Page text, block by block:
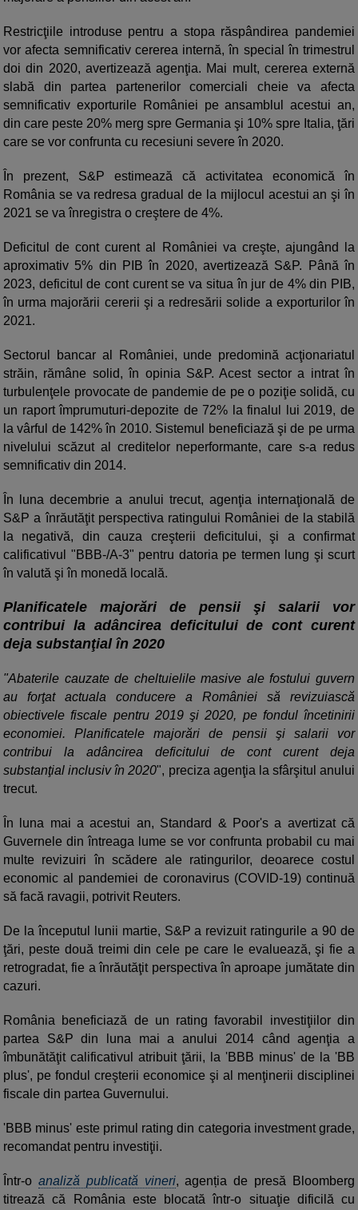
Restricţiile introduse pentru a stopa răspândirea pandemiei
vor afecta semnificativ cererea internă, în special în trimestrul
doi din 2020, avertizează agenţia. Mai mult, cererea externă
slabă din partea partenerilor comerciali cheie va afecta
semnificativ exporturile României pe ansamblul acestui an,
din care peste 20% merg spre Germania şi 10% spre Italia, ţări
care se vor confrunta cu recesiuni severe în 2020.
În prezent, S&P estimează că activitatea economică în
România se va redresa gradual de la mijlocul acestui an şi în
2021 se va înregistra o creştere de 4%.
Deficitul de cont curent al României va creşte, ajungând la
aproximativ 5% din PIB în 2020, avertizează S&P. Până în
2023, deficitul de cont curent se va situa în jur de 4% din PIB,
în urma majorării cererii şi a redresării solide a exporturilor în
2021.
Sectorul bancar al României, unde predomină acţionariatul
străin, rămâne solid, în opinia S&P. Acest sector a intrat în
turbulenţele provocate de pandemie de pe o poziţie solidă, cu
un raport împrumuturi-depozite de 72% la finalul lui 2019, de
la vârful de 142% în 2010. Sistemul beneficiază şi de pe urma
nivelului scăzut al creditelor neperformante, care s-a redus
semnificativ din 2014.
În luna decembrie a anului trecut, agenţia internaţională de
S&P a înrăutăţit perspectiva ratingului României de la stabilă
la negativă, din cauza creşterii deficitului, şi a confirmat
calificativul "BBB-/A-3" pentru datoria pe termen lung şi scurt
în valută şi în monedă locală.
Planificatele majorări de pensii şi salarii vor
contribui la adâncirea deficitului de cont curent
deja substanţial în 2020
"Abaterile cauzate de cheltuielile masive ale fostului guvern
au forţat actuala conducere a României să revizuiască
obiectivele fiscale pentru 2019 şi 2020, pe fondul încetinirii
economiei. Planificatele majorări de pensii şi salarii vor
contribui la adâncirea deficitului de cont curent deja
substanţial inclusiv în 2020", preciza agenţia la sfârşitul anului
trecut.
În luna mai a acestui an, Standard & Poor's a avertizat că
Guvernele din întreaga lume se vor confrunta probabil cu mai
multe revizuiri în scădere ale ratingurilor, deoarece costul
economic al pandemiei de coronavirus (COVID-19) continuă
să facă ravagii, potrivit Reuters.
De la începutul lunii martie, S&P a revizuit ratingurile a 90 de
ţări, peste două treimi din cele pe care le evaluează, şi fie a
retrogradat, fie a înrăutăţit perspectiva în aproape jumătate din
cazuri.
România beneficiază de un rating favorabil investiţiilor din
partea S&P din luna mai a anului 2014 când agenţia a
îmbunătăţit calificativul atribuit ţării, la 'BBB minus' de la 'BB
plus', pe fondul creşterii economice şi al menţinerii disciplinei
fiscale din partea Guvernului.
'BBB minus' este primul rating din categoria investment grade,
recomandat pentru investiţii.
Într-o analiză publicată vineri, agenția de presă Bloomberg
titrează că România este blocată într-o situaţie dificilă cu